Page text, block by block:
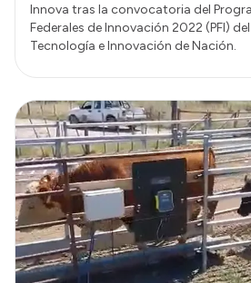
Innova tras la convocatoria del
Federales de Innovación 2022 (PFI)
Tecnología e Innovación de Nación.